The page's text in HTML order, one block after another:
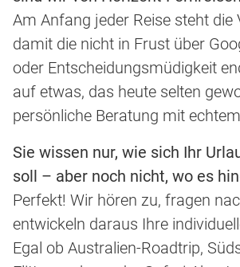
Am Anfang jeder Reise steht die
damit die nicht in Frust über
oder Entscheidungsmüdigkeit
auf etwas, das heute selten
persönliche Beratung mit
Sie wissen nur, wie sich Ihr
soll – aber noch nicht, wo es
Perfekt! Wir hören zu, fragen
entwickeln daraus Ihre
Egal ob Australien-Roadtrip,